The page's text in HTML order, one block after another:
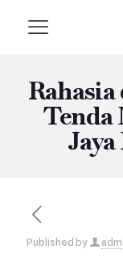
Tenda
Published by